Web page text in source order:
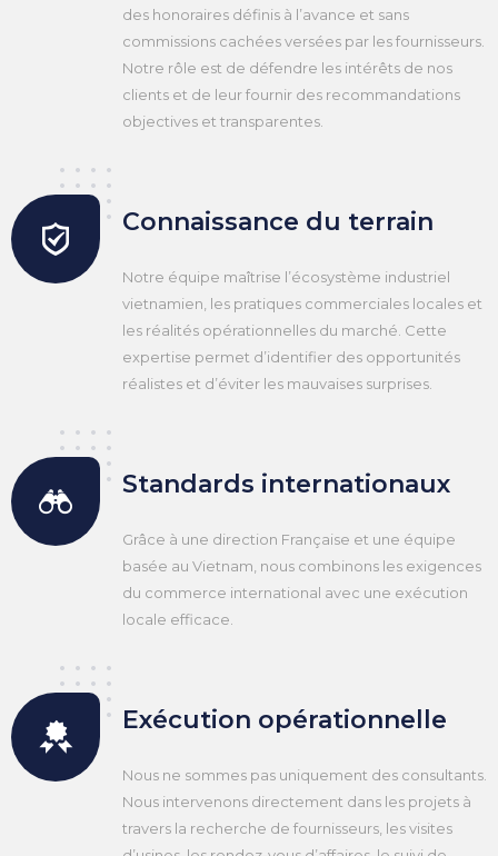
des honoraires définis à l’avance et sans
commissions cachées versées par les fournisseurs.
Notre rôle est de défendre les intérêts de nos
clients et de leur fournir des recommandations
objectives et transparentes.
Connaissance du terrain
Notre équipe maîtrise l’écosystème industriel
vietnamien, les pratiques commerciales locales et
les réalités opérationnelles du marché. Cette
expertise permet d’identifier des opportunités
réalistes et d’éviter les mauvaises surprises.
Standards internationaux
Grâce à une direction Française et une équipe
basée au Vietnam, nous combinons les exigences
du commerce international avec une exécution
locale efficace.
Exécution opérationnelle
Nous ne sommes pas uniquement des consultants.
Nous intervenons directement dans les projets à
travers la recherche de fournisseurs, les visites